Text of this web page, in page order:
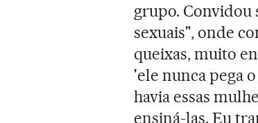
grupo. Convidou
sexuais", onde
queixas, muito
'ele nunca pega
havia essas
ensiná-las. Eu